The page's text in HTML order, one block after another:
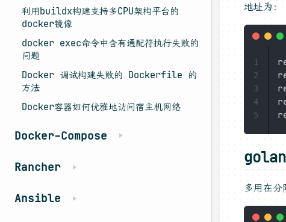
利用buildx构建支持多CPU架构平台的
docker镜像
docker exec命令中含有通配符执行失败的
问题
Docker 调试构建失败的 Dockerfile 的
方法
Docker容器如何优雅地访问宿主机网络
Docker-Compose
Rancher
Ansible
地址为：
1
2
3
4
5
多用在分